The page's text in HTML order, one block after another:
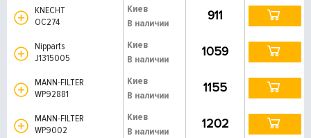
KNECHT
OC274
Киев
В наличии
911
Nipparts
J1315005
Киев
В наличии
1059
MANN-FILTER
WP92881
Киев
В наличии
1155
MANN-FILTER
WP9002
Киев
В наличии
1202